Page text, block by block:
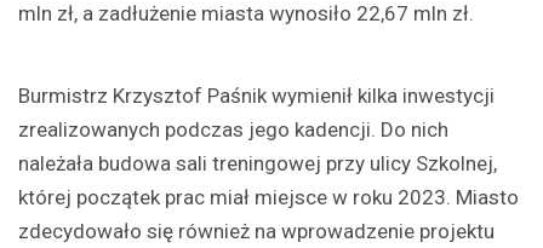
mln zł, a zadłużenie miasta wynosiło 22,67 mln zł.
Burmistrz Krzysztof Paśnik wymienił kilka inwestycji
zrealizowanych podczas jego kadencji. Do nich
należała budowa sali treningowej przy ulicy Szkolnej,
której początek prac miał miejsce w roku 2023. Miasto
zdecydowało się również na wprowadzenie projektu